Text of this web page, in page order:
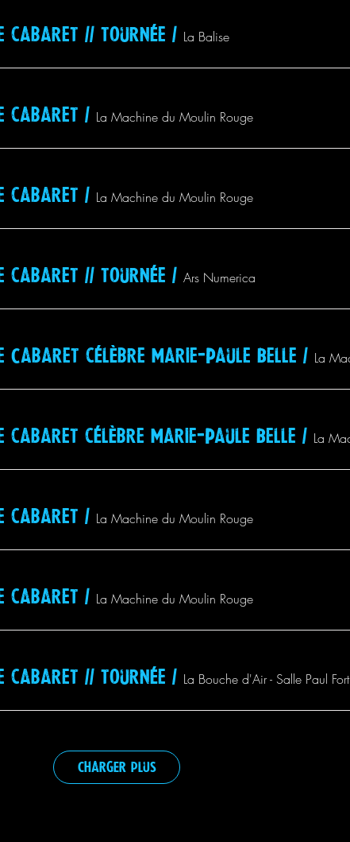
cabaret // tournée / La Balise
cabaret / La Machine du Moulin Rouge
cabaret / La Machine du Moulin Rouge
cabaret // tournée / Ars Numerica
Cabaret célèbre Marie-Paule Belle /
cabaret célèbre Marie-Paule Belle /
cabaret / La Machine du Moulin Rouge
cabaret / La Machine du Moulin Rouge
cabaret // tournée / La Bouche d'Air - Salle Paul Fort
Charger plus